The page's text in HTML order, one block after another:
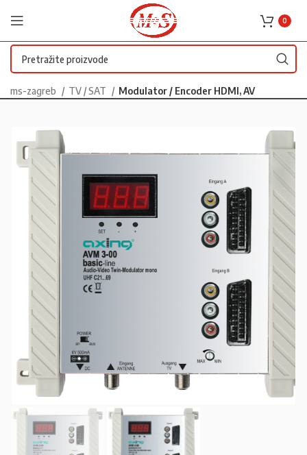
0
ms-zagreb TV / SAT Modulator / Encoder HDMI, AV